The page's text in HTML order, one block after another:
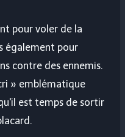
pour voler de la
également pour
contre des ennemis.
» emblématique
est temps de sortir